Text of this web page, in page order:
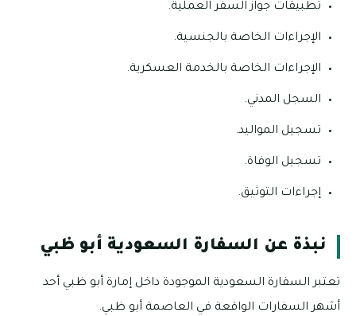
تطبيقات جواز السفر العملية.
الإجراءات الخاصة بالجنسية.
الإجراءات الخاصة بالخدمة العسكرية.
السجل المدني.
تسجيل المواليد.
تسجيل الوفاة.
إجراءات التوثيق.
نبذة عن السفارة السعودية أبو ظبي
تعتبر السفارة السعودية الموجودة داخل إمارة أبو ظبي أحد
أشهر السفارات الواقعة في العاصمة أبو ظبي.